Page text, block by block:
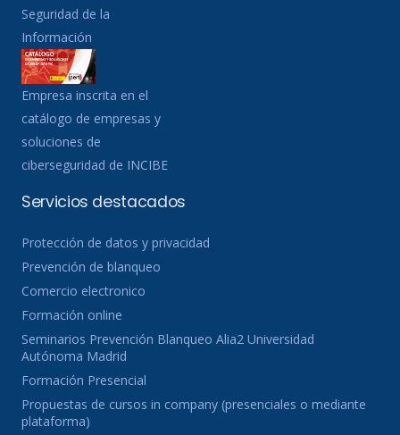
Seguridad de la
Información
Empresa inscrita en el
catálogo de empresas y
soluciones de
ciberseguridad de INCIBE
Servicios destacados
Protección de datos y privacidad
Prevención de blanqueo
Comercio electronico
Formación online
Seminarios Prevención Blanqueo Alia2 Universidad
Autónoma Madrid
Formación Presencial
Propuestas de cursos in company (presenciales o mediante
plataforma)